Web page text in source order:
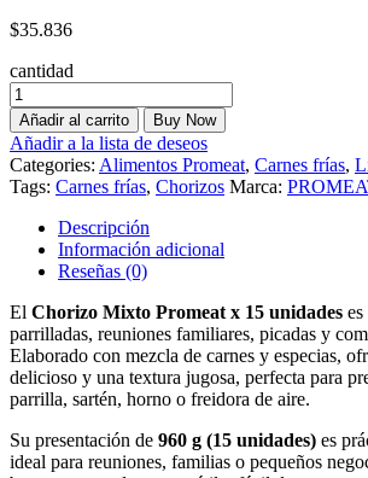
$35.836
cantidad
Añadir al carrito Buy Now
Añadir a la lista de deseos
Categories: Alimentos Promeat, Carnes frías,
Tags: Carnes frías, Chorizos Marca:
Descripción
Información adicional
Reseñas (0)
El Chorizo Mixto Promeat x 15 unidades es
parrilladas, reuniones familiares, picadas y
Elaborado con mezcla de carnes y especias,
delicioso y una textura jugosa, perfecta para
parrilla, sartén, horno o freidora de aire.
Su presentación de 960 g (15 unidades) es
ideal para reuniones, familias o pequeños